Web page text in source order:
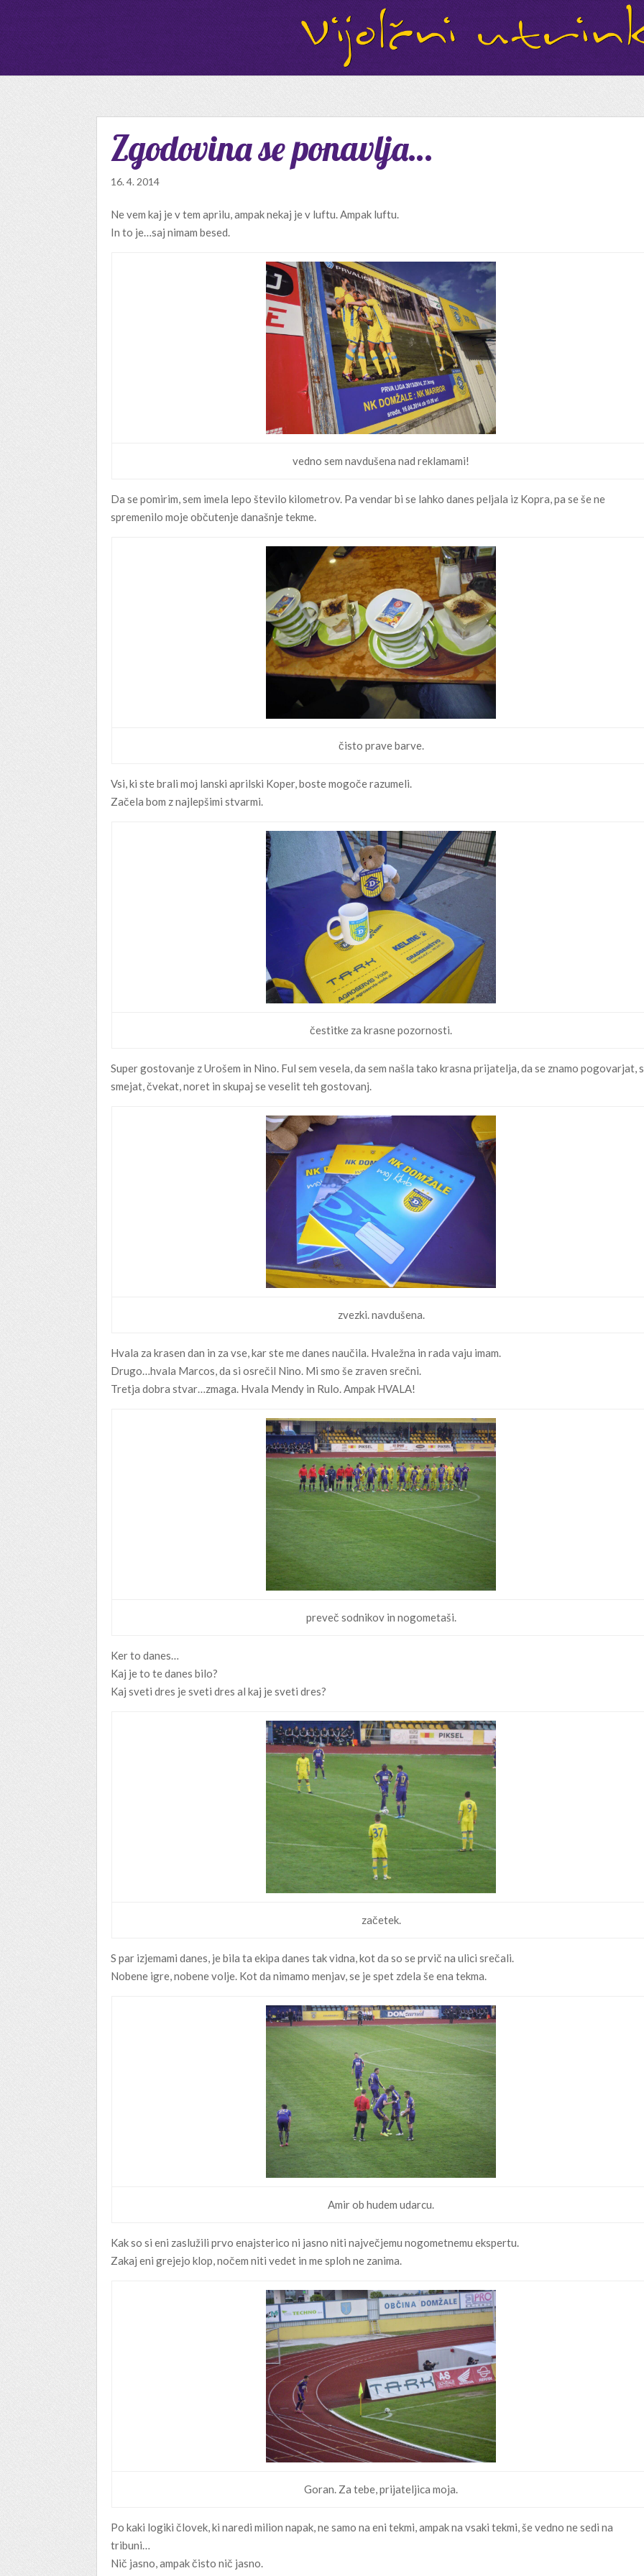
Zgodovina se ponavlja…
16. 4. 2014
Ne vem kaj je v tem aprilu, ampak nekaj je v luftu. Ampak luftu.
In to je…saj nimam besed.
vedno sem navdušena nad reklamami!
Da se pomirim, sem imela lepo število kilometrov. Pa vendar bi se lahko danes peljala iz Kopra, pa se še ne
spremenilo moje občutenje današnje tekme.
čisto prave barve.
Vsi, ki ste brali moj lanski aprilski Koper, boste mogoče razumeli.
Začela bom z najlepšimi stvarmi.
čestitke za krasne pozornosti.
Super gostovanje z Urošem in Nino. Ful sem vesela, da sem našla tako krasna prijatelja, da se znamo pogovarjat,
smejat, čvekat, noret in skupaj se veselit teh gostovanj.
zvezki. navdušena.
Hvala za krasen dan in za vse, kar ste me danes naučila. Hvaležna in rada vaju imam.
Drugo…hvala Marcos, da si osrečil Nino. Mi smo še zraven srečni.
Tretja dobra stvar…zmaga. Hvala Mendy in Rulo. Ampak HVALA!
preveč sodnikov in nogometaši.
Ker to danes…
Kaj je to te danes bilo?
Kaj sveti dres je sveti dres al kaj je sveti dres?
začetek.
S par izjemami danes, je bila ta ekipa danes tak vidna, kot da so se prvič na ulici srečali.
Nobene igre, nobene volje. Kot da nimamo menjav, se je spet zdela še ena tekma.
Amir ob hudem udarcu.
Kak so si eni zaslužili prvo enajsterico ni jasno niti največjemu nogometnemu ekspertu.
Zakaj eni grejejo klop, nočem niti vedet in me sploh ne zanima.
Goran. Za tebe, prijateljica moja.
Po kaki logiki človek, ki naredi milion napak, ne samo na eni tekmi, ampak na vsaki tekmi, še vedno ne sedi na
tribuni…
Nič jasno, ampak čisto nič jasno.